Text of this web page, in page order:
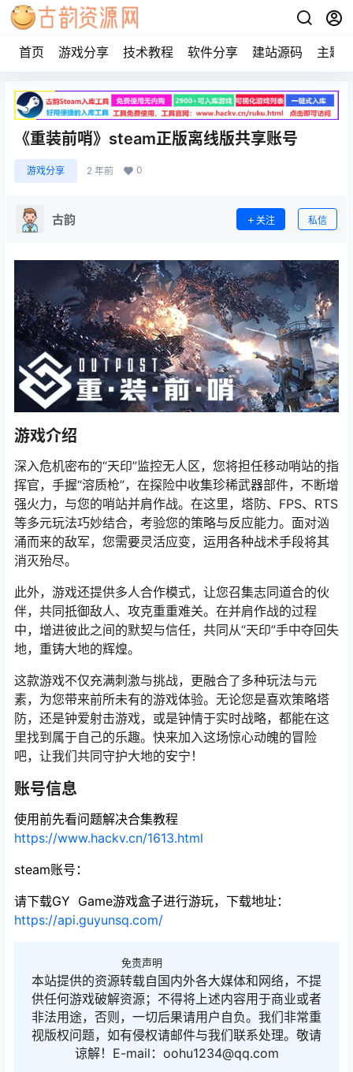
首页 游戏分享 技术教程 软件分享 建站源码 主题
《重装前哨》steam正版离线版共享账号
游戏分享 2 年前 0
古韵 关注 私信
游戏介绍
深入危机密布的“天印”监控无人区，您将担任移动哨站的指
挥官，手握“溶质枪”，在探险中收集珍稀武器部件，不断增
强火力，与您的哨站并肩作战。在这里，塔防、FPS、RTS
等多元玩法巧妙结合，考验您的策略与反应能力。面对汹
涌而来的敌军，您需要灵活应变，运用各种战术手段将其
消灭殆尽。
此外，游戏还提供多人合作模式，让您召集志同道合的伙
伴，共同抵御敌人、攻克重重难关。在并肩作战的过程
中，增进彼此之间的默契与信任，共同从“天印”手中夺回失
地，重铸大地的辉煌。
这款游戏不仅充满刺激与挑战，更融合了多种玩法与元
素，为您带来前所未有的游戏体验。无论您是喜欢策略塔
防，还是钟爱射击游戏，或是钟情于实时战略，都能在这
里找到属于自己的乐趣。快来加入这场惊心动魄的冒险
吧，让我们共同守护大地的安宁！
账号信息
使用前先看问题解决合集教程
https://www.hackv.cn/1613.html
steam账号：
请下载GY Game游戏盒子进行游玩，下载地址：
https://api.guyunsq.com/
免责声明
本站提供的资源转载自国内外各大媒体和网络，不提
供任何游戏破解资源；不得将上述内容用于商业或者
非法用途，否则，一切后果请用户自负。我们非常重
视版权问题，如有侵权请邮件与我们联系处理。敬请
谅解！E-mail：oohu1234@qq.com